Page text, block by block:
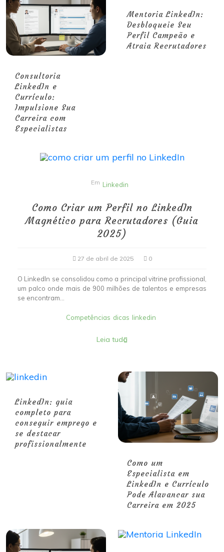
Consultoria
LinkedIn e
Currículo:
Impulsione Sua
Carreira com
Especialistas
Mentoria LinkedIn:
Desbloqueie Seu
Perfil Campeão e
Atraia Recrutadores
Em Linkedin
Como Criar um Perfil no LinkedIn
Magnético para Recrutadores (Guia
2025)
27 de abril de 2025 0
O LinkedIn se consolidou como a principal vitrine profissional,
um palco onde mais de 900 milhões de talentos e empresas
se encontram...
Competências dicas linkedin
Leia tudo
LinkedIn: guia
completo para
conseguir emprego e
se destacar
profissionalmente
Como um
Especialista em
LinkedIn e Currículo
Pode Alavancar sua
Carreira em 2025